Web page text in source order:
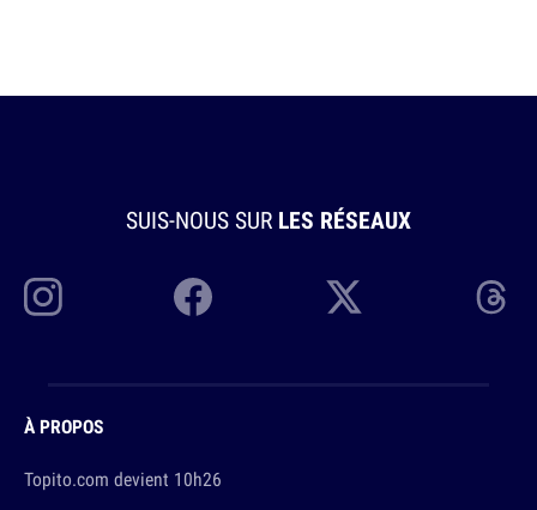
SUIS-NOUS SUR LES RÉSEAUX
À PROPOS
Topito.com devient 10h26